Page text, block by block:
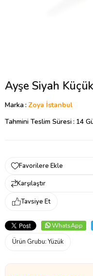
Ayşe Siyah
Marka: Zoya İstanbul
Tahmini Teslim Süresi: 14
Favorilere Ekle
Karşılaştır
Tavsiye Et
WhatsApp
Ürün Grubu:Yüzük